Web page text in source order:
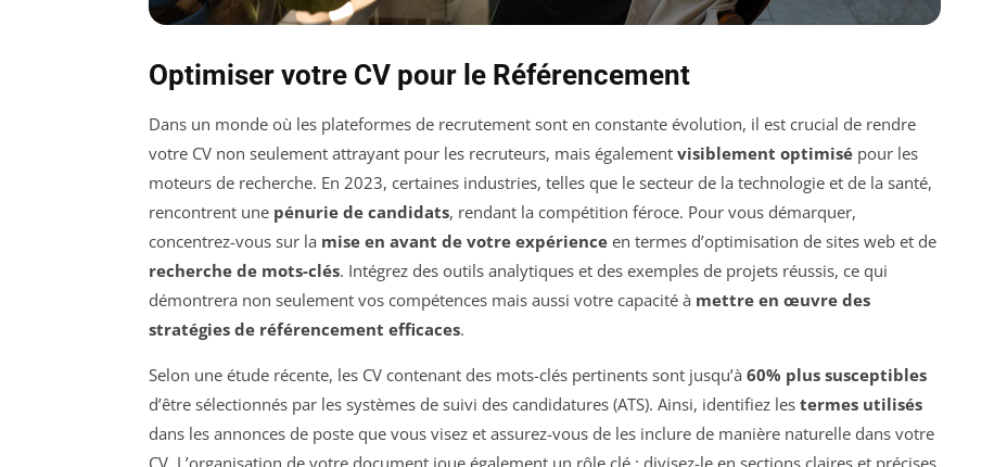
Optimiser votre CV pour le Référencement
Dans un monde où les plateformes de recrutement sont en constante évolution, il est crucial de rendre
votre CV non seulement attrayant pour les recruteurs, mais également visiblement optimisé pour les
moteurs de recherche. En 2023, certaines industries, telles que le secteur de la technologie et de la santé,
rencontrent une pénurie de candidats, rendant la compétition féroce. Pour vous démarquer,
concentrez-vous sur la mise en avant de votre expérience en termes d’optimisation de sites web et de
recherche de mots-clés. Intégrez des outils analytiques et des exemples de projets réussis, ce qui
démontrera non seulement vos compétences mais aussi votre capacité à mettre en œuvre des
stratégies de référencement efficaces.
Selon une étude récente, les CV contenant des mots-clés pertinents sont jusqu’à 60% plus susceptibles
d’être sélectionnés par les systèmes de suivi des candidatures (ATS). Ainsi, identifiez les termes utilisés
dans les annonces de poste que vous visez et assurez-vous de les inclure de manière naturelle dans votre